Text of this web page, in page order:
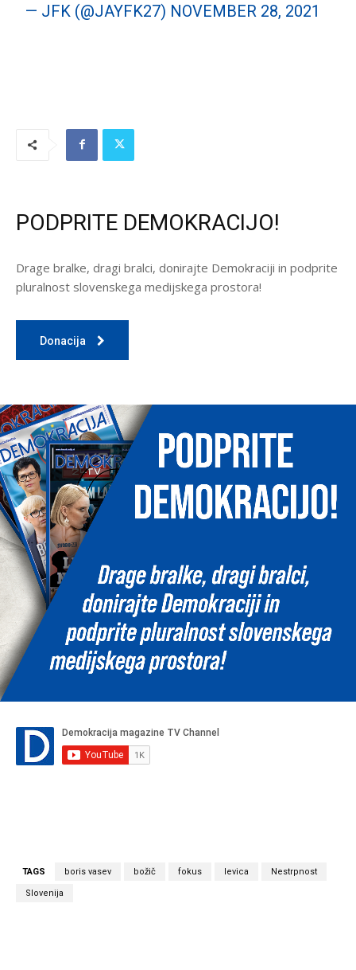
— JFK (@JAYFK27) NOVEMBER 28, 2021
PODPRITE DEMOKRACIJO!
Drage bralke, dragi bralci, donirajte Demokraciji in podprite
pluralnost slovenskega medijskega prostora!
Donacija
TAGS boris vasev božič fokus levica Nestrpnost
Slovenija